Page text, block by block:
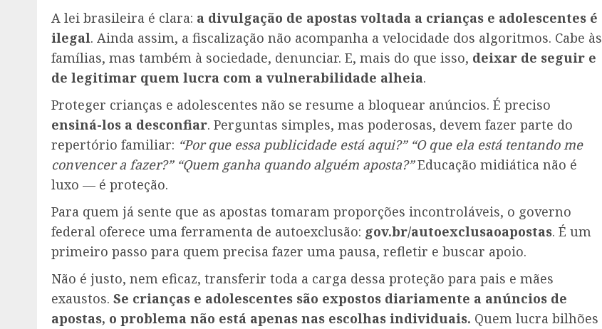
A lei brasileira é clara: a divulgação de apostas voltada a crianças e adolescentes é
ilegal. Ainda assim, a fiscalização não acompanha a velocidade dos algoritmos. Cabe às
famílias, mas também à sociedade, denunciar. E, mais do que isso, deixar de seguir e
de legitimar quem lucra com a vulnerabilidade alheia.
Proteger crianças e adolescentes não se resume a bloquear anúncios. É preciso
ensiná-los a desconfiar. Perguntas simples, mas poderosas, devem fazer parte do
repertório familiar: “Por que essa publicidade está aqui?” “O que ela está tentando me
convencer a fazer?” “Quem ganha quando alguém aposta?”Educação midiática não é
luxo — é proteção.
Para quem já sente que as apostas tomaram proporções incontroláveis, o governo
federal oferece uma ferramenta de autoexclusão: gov.br/autoexclusaoapostas. É um
primeiro passo para quem precisa fazer uma pausa, refletir e buscar apoio.
Não é justo, nem eficaz, transferir toda a carga dessa proteção para pais e mães
exaustos. Se crianças e adolescentes são expostos diariamente a anúncios de
apostas, o problema não está apenas nas escolhas individuais. Quem lucra bilhões